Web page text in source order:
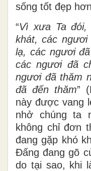
sống tốt đẹp
“Vì xưa Ta
khát, các ngươi
lạ, các ngươi
các ngươi đã
ngươi đã thăm
đã đến thăm”
này được vang
nhở chúng ta
không chỉ đơn
đang gặp khó
Đấng đang gõ
do tại sao, khi